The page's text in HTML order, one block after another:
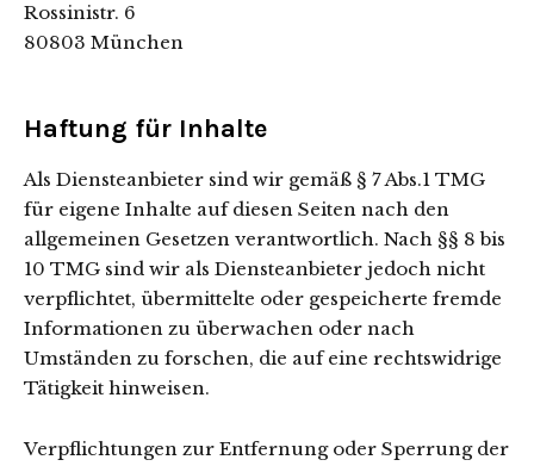
Rossinistr. 6
80803 München
Haftung für Inhalte
Als Diensteanbieter sind wir gemäß § 7 Abs.1 TMG
für eigene Inhalte auf diesen Seiten nach den
allgemeinen Gesetzen verantwortlich. Nach §§ 8 bis
10 TMG sind wir als Diensteanbieter jedoch nicht
verpflichtet, übermittelte oder gespeicherte fremde
Informationen zu überwachen oder nach
Umständen zu forschen, die auf eine rechtswidrige
Tätigkeit hinweisen.
Verpflichtungen zur Entfernung oder Sperrung der